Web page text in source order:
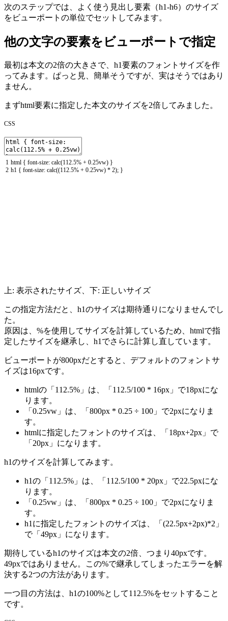
次のステップでは、よく使う見出し要素（h1-h6）のサイズ
をビューポートの単位でセットしてみます。
他の文字の要素をビューポートで指定
最初は本文の2倍の大きさで、h1要素のフォントサイズを作
ってみます。ぱっと見、簡単そうですが、実はそうではあり
ません。
まずhtml要素に指定した本文のサイズを2倍してみました。
CSS
1
2
html { font-size: calc(112.5% + 0.25vw) }
h1 { font-size: calc((112.5% + 0.25vw) * 2); }
上: 表示されたサイズ、下: 正しいサイズ
この指定方法だと、h1のサイズは期待通りになりませんでし
た。
原因は、%を使用してサイズを計算しているため、htmlで指
定したサイズを継承し、h1でさらに計算し直しています。
ビューポートが800pxだとすると、デフォルトのフォントサ
イズは16pxです。
htmlの「112.5%」は、「112.5/100 * 16px」で18pxにな
ります。
「0.25vw」は、「800px * 0.25 ÷ 100」で2pxになりま
す。
htmlに指定したフォントのサイズは、「18px+2px」で
「20px」になります。
h1のサイズを計算してみます。
h1の「112.5%」は、「112.5/100 * 20px」で22.5pxにな
ります。
「0.25vw」は、「800px * 0.25 ÷ 100」で2pxになりま
す。
h1に指定したフォントのサイズは、「(22.5px+2px)*2」
で「49px」になります。
期待しているh1のサイズは本文の2倍、つまり40pxです。
49pxではありません。この%で継承してしまったエラーを解
決する2つの方法があります。
一つ目の方法は、h1の100%として112.5%をセットすること
です。